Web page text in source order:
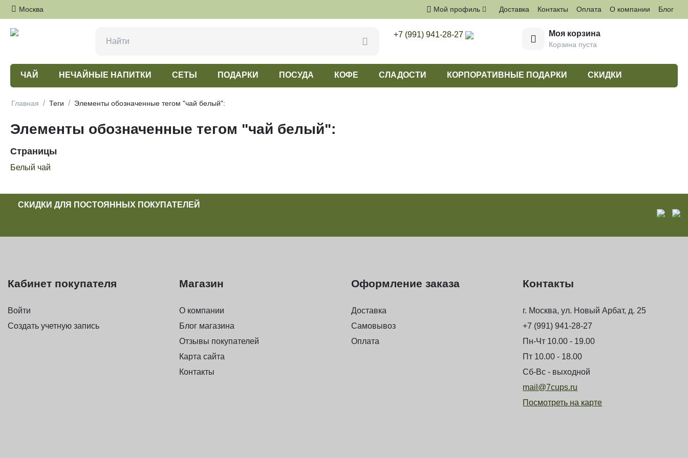
Москва Доставка Контакты Оплата О компании Блог
Мой профиль
+7 (991) 941-28-27 Моя корзина
Корзина пуста
ЧАЙ НЕЧАЙНЫЕ НАПИТКИ СЕТЫ ПОДАРКИ ПОСУДА КОФЕ СЛАДОСТИ КОРПОРАТИВНЫЕ ПОДАРКИ СКИДКИ
Главная / Теги / Элементы обозначенные тегом "чай белый":
Элементы обозначенные тегом "чай белый":
Страницы
Белый чай
СКИДКИ ДЛЯ ПОСТОЯННЫХ ПОКУПАТЕЛЕЙ
Кабинет покупателя
Войти
Создать учетную запись
Магазин
О компании
Блог магазина
Отзывы покупателей
Карта сайта
Контакты
Оформление заказа
Доставка
Самовывоз
Оплата
Контакты
г. Москва, ул. Новый Арбат, д. 25
+7 (991) 941-28-27
Пн-Чт 10.00 - 19.00
Пт 10.00 - 18.00
Сб-Вс - выходной
mail@7cups.ru
Посмотреть на карте